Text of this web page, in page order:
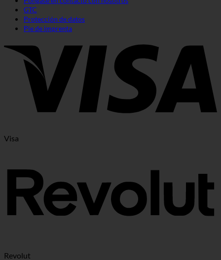
GTC
Protección de datos
Pie de imprenta
Visa
Revolut